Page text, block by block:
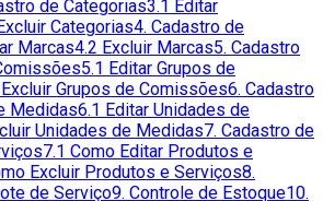
de Categorias3.1 Editar
Categorias4. Cadastro de
Marcas4.2 Excluir Marcas5. Cadastro
5.1 Editar Grupos de
Grupos de Comissões6. Cadastro
Medidas6.1 Editar Unidades de
Unidades de Medidas7. Cadastro de
7.1 Como Editar Produtos e
Excluir Produtos e Serviços8.
de Serviço9. Controle de Estoque10.